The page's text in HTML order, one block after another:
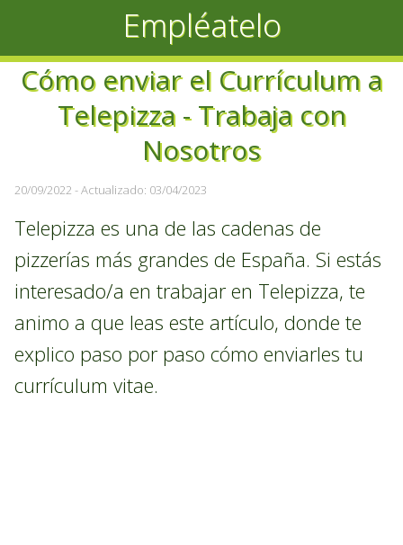
Empléatelo
Cómo enviar el Currículum a
Telepizza - Trabaja con
Nosotros
20/09/2022 - Actualizado: 03/04/2023
Telepizza es una de las cadenas de
pizzerías más grandes de España. Si estás
interesado/a en trabajar en Telepizza, te
animo a que leas este artículo, donde te
explico paso por paso cómo enviarles tu
currículum vitae.